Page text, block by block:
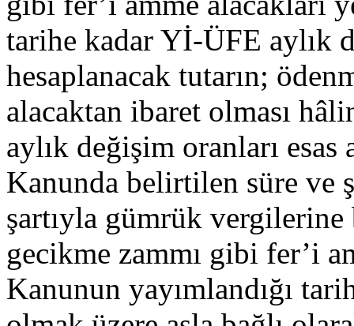
tarihe kadar Yİ-ÜFE aylık
hesaplanacak tutarın;
alacaktan ibaret olması
aylık değişim oranları esas
Kanunda belirtilen süre ve
şartıyla gümrük
gecikme zammı gibi fer’i
Kanunun yayımlandığı